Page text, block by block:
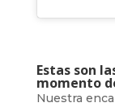
Estas son
momento
Nuestra